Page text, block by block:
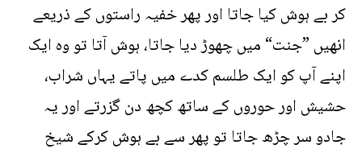
کر بے ہوش کیا جاتا اور پھر خفیہ راستوں کے ذریعے
انھیں ”جنت“ میں چھوڑ دیا جاتا، ہوش آتا تو وہ ایک
اپنے آپ کو ایک طلسم کدے میں پاتے یہاں شراب،
حشیش اور حوروں کے ساتھ کچھ دن گزرتے اور یہ
جادو سر چڑھ جاتا تو پھر سے بے ہوش کرکے شیخ